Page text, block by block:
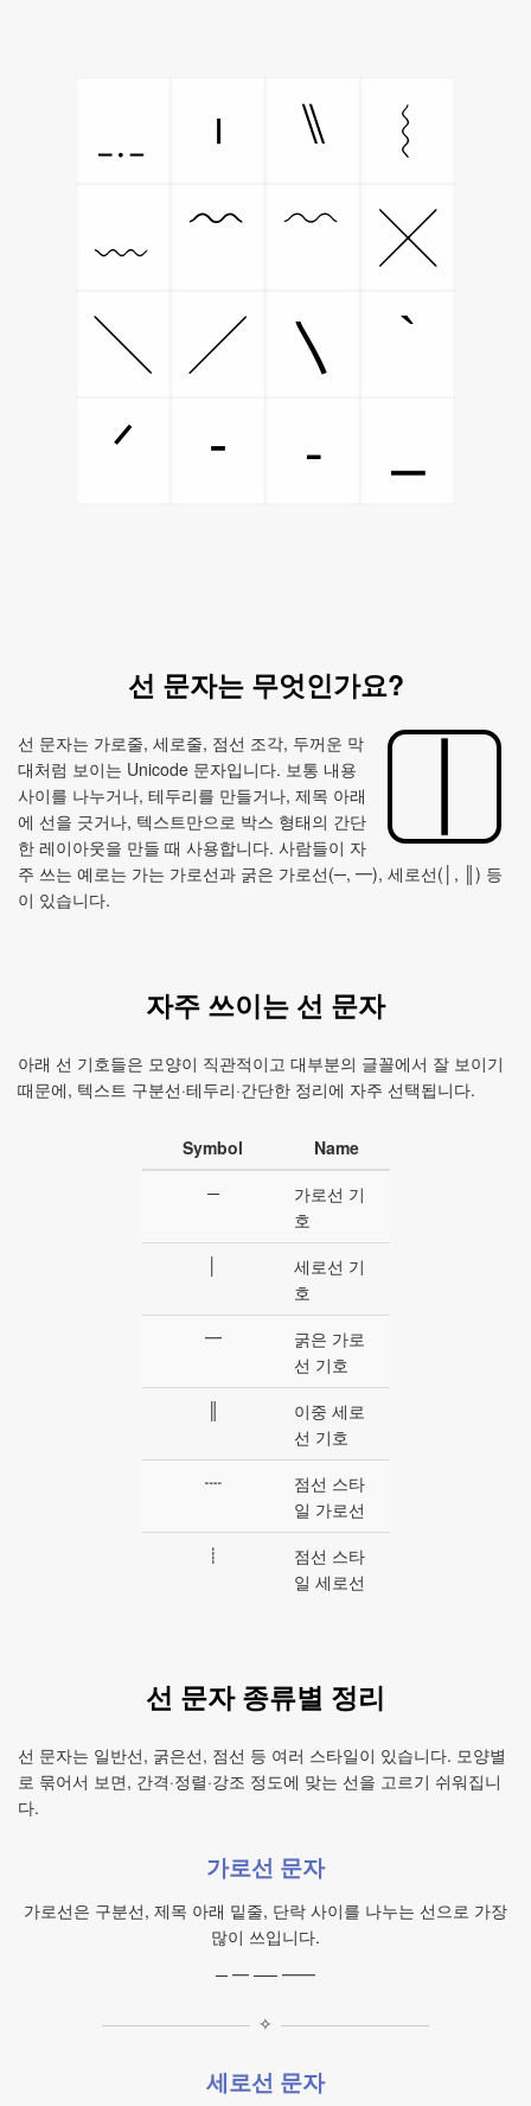
︲ ⑊
︴
﹏
﹌ ﹋
╳
╲
╱ 〵
`
ᐟ
‐ ⁃
선 문자는 무엇인가요?
선 문자는 가로줄, 세로줄, 점선 조각, 두꺼운 막
대처럼 보이는 Unicode 문자입니다. 보통 내용
사이를 나누거나, 테두리를 만들거나, 제목 아래
에 선을 긋거나, 텍스트만으로 박스 형태의 간단
한 레이아웃을 만들 때 사용합니다. 사람들이 자
주 쓰는 예로는 가는 가로선과 굵은 가로선(─, ━), 세로선(│, ║) 등
이 있습니다.
자주 쓰이는 선 문자
아래 선 기호들은 모양이 직관적이고 대부분의 글꼴에서 잘 보이기
때문에, 텍스트 구분선·테두리·간단한 정리에 자주 선택됩니다.
Symbol
Name
─
가로선 기
호
세로선 기
호
━
굵은 가로
선 기호
이중 세로
선 기호
┉
점선 스타
일 가로선
┋
점선 스타
일 세로선
선 문자 종류별 정리
선 문자는 일반선, 굵은선, 점선 등 여러 스타일이 있습니다. 모양별
로 묶어서 보면, 간격·정렬·강조 정도에 맞는 선을 고르기 쉬워집니
다.
가로선 문자
가로선은 구분선, 제목 아래 밑줄, 단락 사이를 나누는 선으로 가장
많이 쓰입니다.
─ ━ ── ━━
✧
세로선 문자